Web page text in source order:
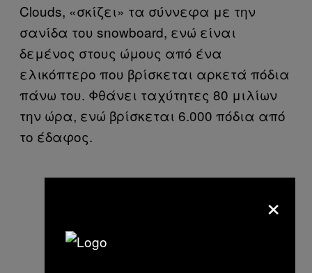
Clouds, «σκίζει» τα σύννεφα με την
σανίδα του snowboard, ενώ είναι
δεμένος στους ώμους από ένα
ελικόπτερο που βρίσκεται αρκετά πόδια
πάνω του. Φθάνει ταχύτητες 80 μιλίων
την ώρα, ενώ βρίσκεται 6.000 πόδια από
το έδαφος.
×